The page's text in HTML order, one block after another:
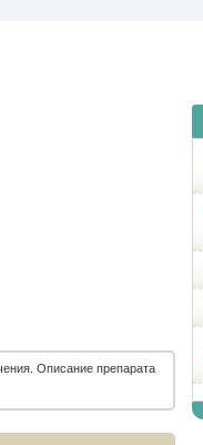
Описание препарата